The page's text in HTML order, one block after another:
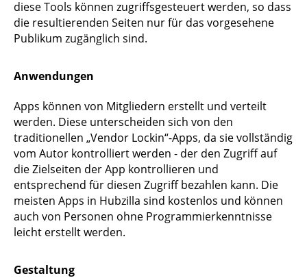
diese Tools können zugriffsgesteuert werden, so dass
die resultierenden Seiten nur für das vorgesehene
Publikum zugänglich sind.
Anwendungen
Apps können von Mitgliedern erstellt und verteilt
werden. Diese unterscheiden sich von den
traditionellen „Vendor Lockin“-Apps, da sie vollständig
vom Autor kontrolliert werden - der den Zugriff auf
die Zielseiten der App kontrollieren und
entsprechend für diesen Zugriff bezahlen kann. Die
meisten Apps in Hubzilla sind kostenlos und können
auch von Personen ohne Programmierkenntnisse
leicht erstellt werden.
Gestaltung